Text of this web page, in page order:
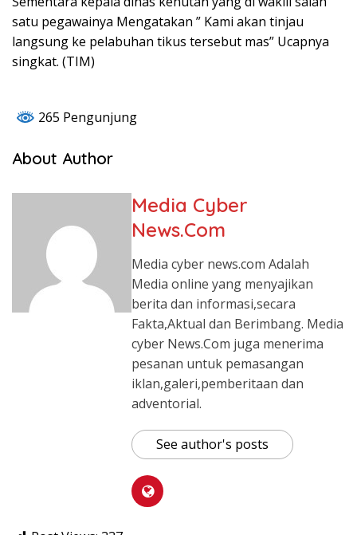
satu pegawainya Mengatakan ” Kami akan tinjau
langsung ke pelabuhan tikus tersebut mas” Ucapnya
singkat. (TIM)
265 Pengunjung
About Author
Media Cyber
News.Com
Media cyber news.com Adalah
Media online yang menyajikan
berita dan informasi,secara
Fakta,Aktual dan Berimbang. Media
cyber News.Com juga menerima
pesanan untuk pemasangan
iklan,galeri,pemberitaan dan
adventorial.
See author's posts